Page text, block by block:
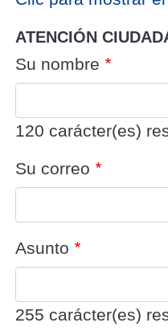
ATENCIÓN
Su nombre
120 carácter(es)
Su correo
Asunto
255 carácter(es)